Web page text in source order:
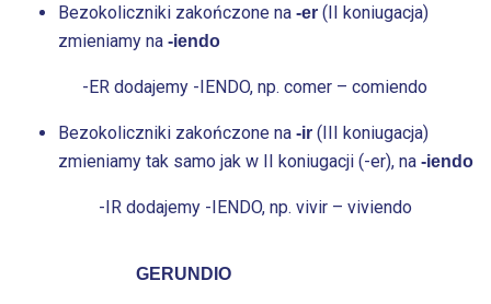
Bezokoliczniki zakończone na -er(II koniugacja)
zmieniamy na -iendo
-ER dodajemy -IENDO, np. comer – comiendo
Bezokoliczniki zakończone na -ir(III koniugacja)
zmieniamy tak samo jak w II koniugacji (-er), na -iendo
-IR dodajemy -IENDO, np. vivir – viviendo
GERUNDIO